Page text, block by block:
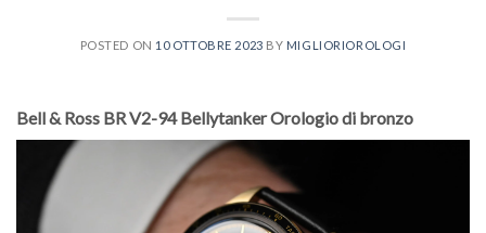
POSTED ON 10 OTTOBRE 2023 BY MIGLIORIOROLOGI
Bell & Ross BR V2-94 Bellytanker Orologio di bronzo